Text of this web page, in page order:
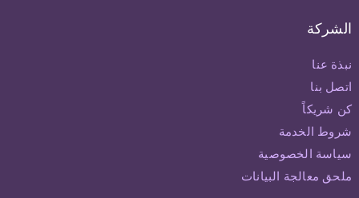
الشركة
نبذة عنا
اتصل بنا
كن شريكاً
شروط الخدمة
سياسة الخصوصية
ملحق معالجة البيانات